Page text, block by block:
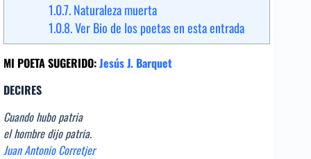
1.0.7.Naturaleza muerta
1.0.8.Ver Bio de los poetas en esta entrada
MI POETA SUGERIDO:Jesús J. Barquet
DECIRES
Cuando hubo patria
el hombre dijo patria.
Juan Antonio Corretjer